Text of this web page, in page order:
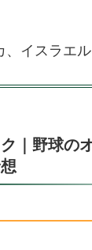
、イスラエル
｜野球の